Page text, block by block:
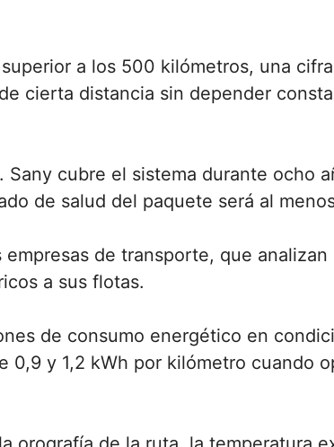
a los 500 kilómetros, una
cierta distancia sin depender
cubre el sistema durante ocho
de salud del paquete será al
de transporte, que analizan
a sus flotas.
de consumo energético en
y 1,2 kWh por kilómetro cuando